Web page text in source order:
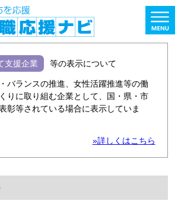
支援企業 等の表示について
バランスの推進、女性活躍推進等の働
りに取り組む企業として、国・県・市
彰等されている場合に表示していま
»詳しくはこちら